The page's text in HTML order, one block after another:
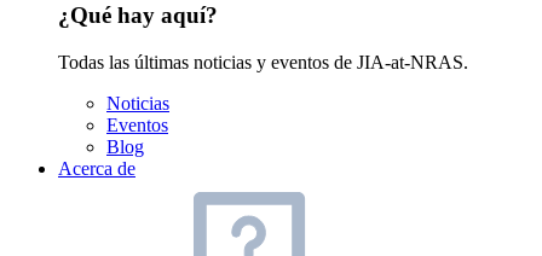
¿Qué hay aquí?
Todas las últimas noticias y eventos de JIA-at-NRAS.
Noticias
Eventos
Blog
Acerca de